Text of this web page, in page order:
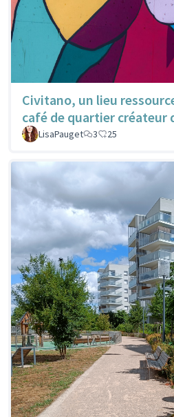
Civitano, un lieu
café de quartier créateur
LisaPauget
3 25